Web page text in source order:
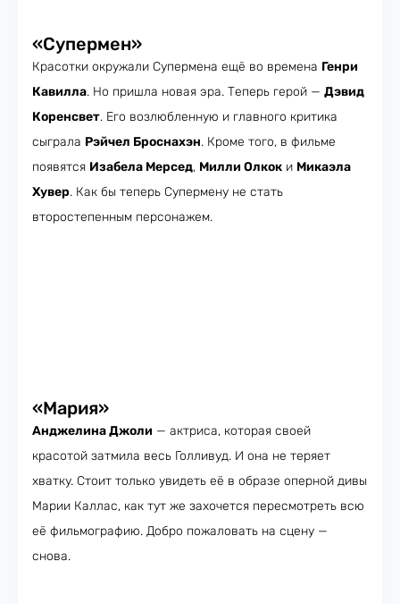
«Супермен»
Красотки окружали Супермена ещё во времена Генри
Кавилла. Но пришла новая эра. Теперь герой — Дэвид
Коренсвет. Его возлюбленную и главного критика
сыграла Рэйчел Броснахэн. Кроме того, в фильме
появятся Изабела Мерсед, Милли Олкок и Микаэла
Хувер. Как бы теперь Супермену не стать
второстепенным персонажем.
«Мария»
Анджелина Джоли — актриса, которая своей
красотой затмила весь Голливуд. И она не теряет
хватку. Стоит только увидеть её в образе оперной дивы
Марии Каллас, как тут же захочется пересмотреть всю
её фильмографию. Добро пожаловать на сцену —
снова.